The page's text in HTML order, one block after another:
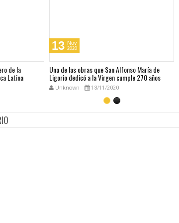
de la
Latina
13 Nov
2020
Una de las obras que San Alfonso María de
Ligorio dedicó a la Virgen cumple 270 años
Unknown 13/11/2020